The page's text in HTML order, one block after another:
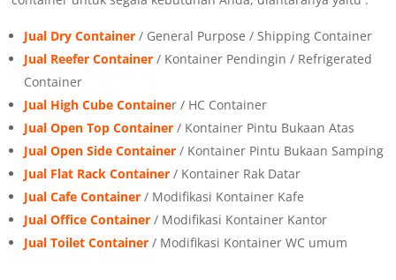
Jual Dry Container / General Purpose / Shipping Container
Jual Reefer Container / Kontainer Pendingin / Refrigerated
Container
Jual High Cube Container / HC Container
Jual Open Top Container / Kontainer Pintu Bukaan Atas
Jual Open Side Container / Kontainer Pintu Bukaan Samping
Jual Flat Rack Container / Kontainer Rak Datar
Jual Cafe Container / Modifikasi Kontainer Kafe
Jual Office Container / Modifikasi Kontainer Kantor
Jual Toilet Container / Modifikasi Kontainer WC umum